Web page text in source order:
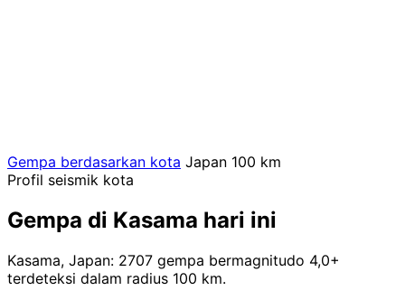
Gempa berdasarkan kota Japan 100 km
Profil seismik kota
Gempa di Kasama hari ini
Kasama, Japan: 2707 gempa bermagnitudo 4,0+
terdeteksi dalam radius 100 km.